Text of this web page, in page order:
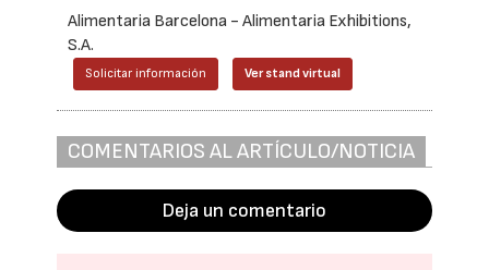
Alimentaria Barcelona - Alimentaria Exhibitions,
S.A.
Solicitar información Ver stand virtual
COMENTARIOS AL ARTÍCULO/NOTICIA
Deja un comentario